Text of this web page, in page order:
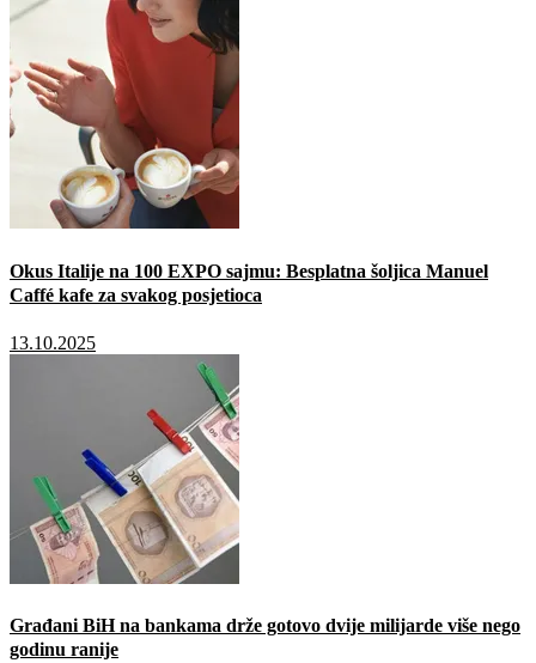
Okus Italije na 100 EXPO sajmu: Besplatna šoljica Manuel
Caffé kafe za svakog posjetioca
13.10.2025
Građani BiH na bankama drže gotovo dvije milijarde više nego
godinu ranije